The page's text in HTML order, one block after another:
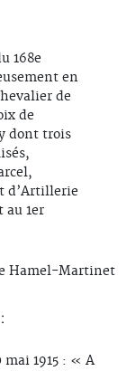
168e
en
de
de
dont trois
d’Artillerie
au 1er
Hamel-Martinet
mai 1915 : « A